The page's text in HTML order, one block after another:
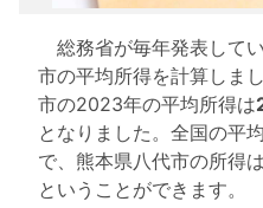
総務省が毎年発表して
市の平均所得を計算しま
市の2023年の平均所得は
となりました。全国の平
で、熊本県八代市の所得
ということができます。